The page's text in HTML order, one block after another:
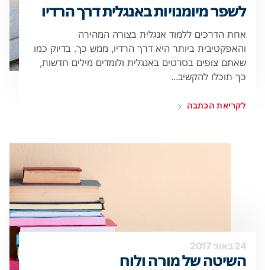
לשפר מיומנויות באנגלית דרך הרדיו
אחת הדרכים ללמוד אנגלית בצורה המהירה
והאפקטיבית ביותר היא דרך הרדיו, ממש כך. בדיוק כמו
שאתם צופים בסרטים באנגלית ולומדים מילים חדשות,
כך תוכלו להקשיב...
לקריאת הכתבה
24 באוג׳ 2017
השיטה של מורה ולוח